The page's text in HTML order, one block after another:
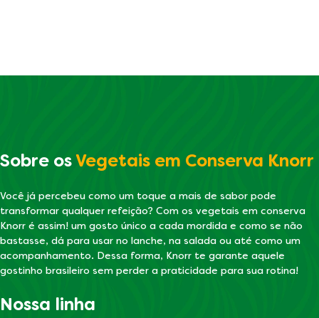
Sobre os Vegetais em Conserva Knorr
Você já percebeu como um toque a mais de sabor pode
transformar qualquer refeição? Com os vegetais em conserva
Knorr é assim! um gosto único a cada mordida e como se não
bastasse, dá para usar no lanche, na salada ou até como um
acompanhamento. Dessa forma, Knorr te garante aquele
gostinho brasileiro sem perder a praticidade para sua rotina!
Nossa linha